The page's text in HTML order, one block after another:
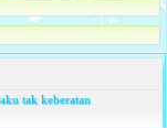
tak keberatan